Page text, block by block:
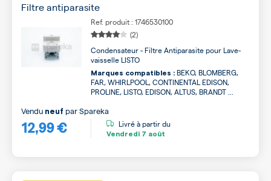
Filtre antiparasite
Ref. produit : 1746530100
(2)
Condensateur - Filtre Antiparasite pour Lave-
vaisselle LISTO
Marques compatibles : BEKO, BLOMBERG,
FAR, WHIRLPOOL, CONTINENTAL EDISON,
PROLINE, LISTO, EDISON, ALTUS, BRANDT ...
12,99 €
Vendu neuf parSpareka
Livré à partir du
Vendredi 7 août